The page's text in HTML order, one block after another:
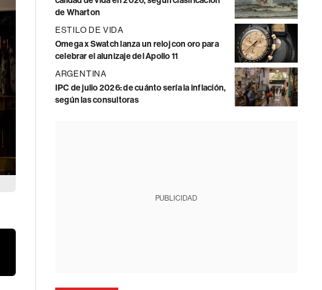
de Wharton
ESTILO DE VIDA
Omega x Swatch lanza un reloj con oro para
celebrar el alunizaje del Apollo 11
ARGENTINA
IPC de julio 2026: de cuánto sería la inflación,
según las consultoras
PUBLICIDAD